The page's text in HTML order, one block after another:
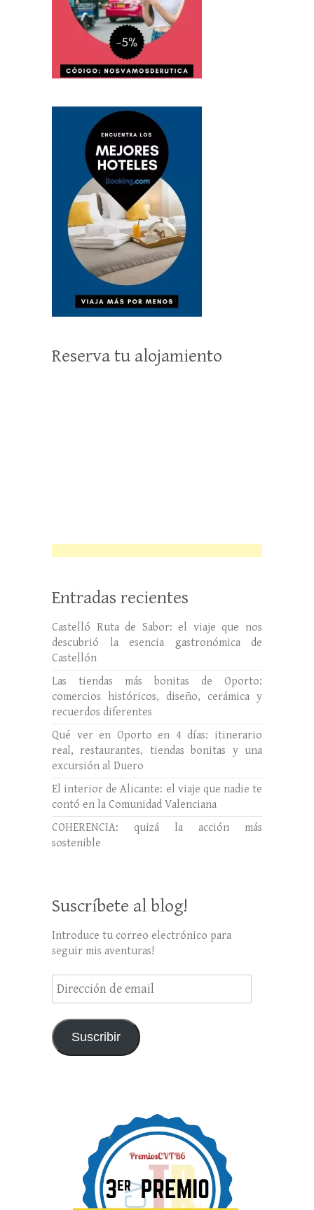
Reserva tu alojamiento
Entradas recientes
Castelló Ruta de Sabor: el viaje que nos
descubrió la esencia gastronómica de
Castellón
Las tiendas más bonitas de Oporto:
comercios históricos, diseño, cerámica y
recuerdos diferentes
Qué ver en Oporto en 4 días: itinerario
real, restaurantes, tiendas bonitas y una
excursión al Duero
El interior de Alicante: el viaje que nadie te
contó en la Comunidad Valenciana
COHERENCIA: quizá la acción más
sostenible
Suscríbete al blog!
Introduce tu correo electrónico para
seguir mis aventuras!
Dirección
de
Suscribir